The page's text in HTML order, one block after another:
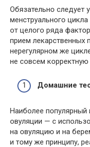
Обязательно следует
менструального
от целого ряда
прием лекарственных
нерегулярном же
не совсем
Домашние
Наиболее
овуляции — с
на овуляцию и на
и тому же принципу,